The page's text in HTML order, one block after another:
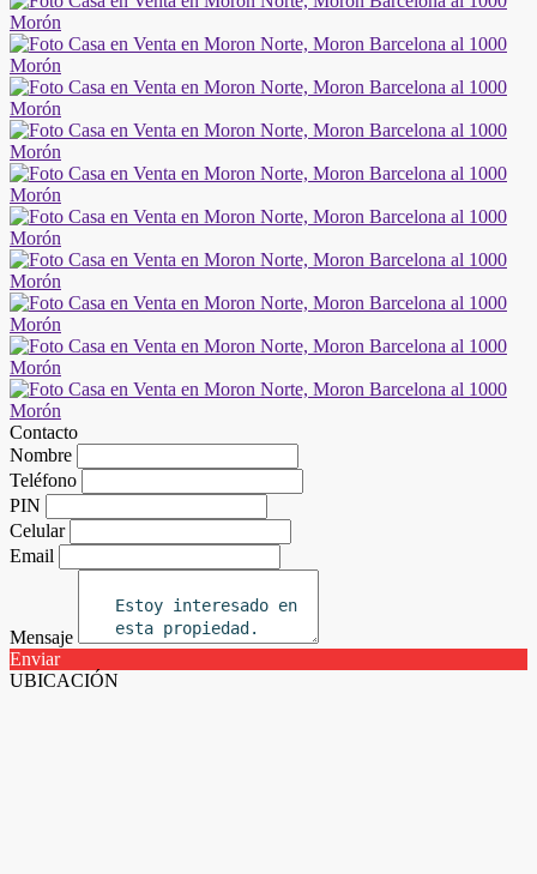
Contacto
Nombre
Teléfono
PIN
Celular
Email
Mensaje
Enviar
UBICACIÓN